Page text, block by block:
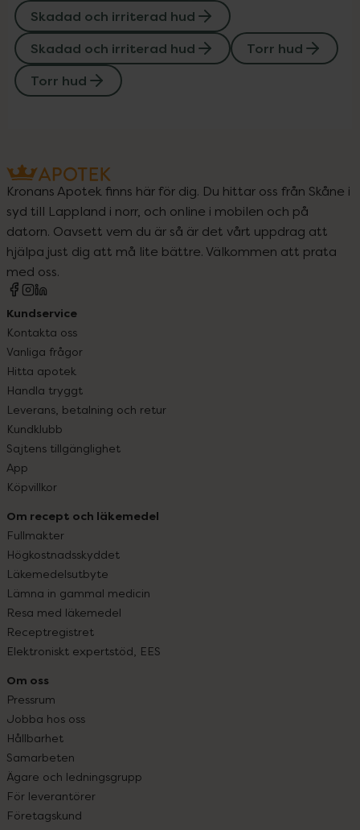
Skadad och irriterad hud
Skadad och irriterad hud
Torr hud
Torr hud
Kronans Apotek finns här för dig. Du hittar oss från Skåne i
syd till Lappland i norr, och online i mobilen och på
datorn. Oavsett vem du är så är det vårt uppdrag att
hjälpa just dig att må lite bättre. Välkommen att prata
med oss.
Kundservice
Kontakta oss
Vanliga frågor
Hitta apotek
Handla tryggt
Leverans, betalning och retur
Kundklubb
Sajtens tillgänglighet
App
Köpvillkor
Om recept och läkemedel
Fullmakter
Högkostnadsskyddet
Läkemedelsutbyte
Lämna in gammal medicin
Resa med läkemedel
Receptregistret
Elektroniskt expertstöd, EES
Om oss
Pressrum
Jobba hos oss
Hållbarhet
Samarbeten
Ägare och ledningsgrupp
För leverantörer
Företagskund